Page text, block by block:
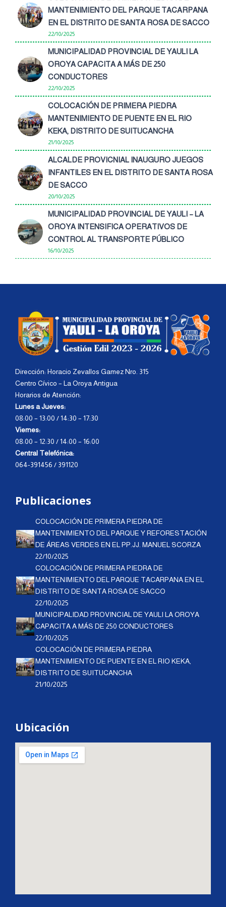
MANTENIMIENTO DEL PARQUE TACARPANA
EN EL DISTRITO DE SANTA ROSA DE SACCO
22/10/2025
MUNICIPALIDAD PROVINCIAL DE YAULI LA
OROYA CAPACITA A MÁS DE 250
CONDUCTORES
22/10/2025
COLOCACIÓN DE PRIMERA PIEDRA
MANTENIMIENTO DE PUENTE EN EL RIO
KEKA, DISTRITO DE SUITUCANCHA
21/10/2025
ALCALDE PROVICNIAL INAUGURO JUEGOS
INFANTILES EN EL DISTRITO DE SANTA ROSA
DE SACCO
20/10/2025
MUNICIPALIDAD PROVINCIAL DE YAULI – LA
OROYA INTENSIFICA OPERATIVOS DE
CONTROL AL TRANSPORTE PÚBLICO
16/10/2025
Dirección: Horacio Zevallos Gamez Nro. 315
Centro Cívico – La Oroya Antigua
Horarios de Atención:
Lunes a Jueves:
08:00 – 13:00 / 14:30 – 17:30
Viernes:
08:00 – 12:30 / 14:00 – 16:00
Central Telefónica:
064-391456 / 391120
Publicaciones
COLOCACIÓN DE PRIMERA PIEDRA DE
MANTENIMIENTO DEL PARQUE Y REFORESTACIÓN
DE ÁREAS VERDES EN EL PP.JJ. MANUEL SCORZA
22/10/2025
COLOCACIÓN DE PRIMERA PIEDRA DE
MANTENIMIENTO DEL PARQUE TACARPANA EN EL
DISTRITO DE SANTA ROSA DE SACCO
22/10/2025
MUNICIPALIDAD PROVINCIAL DE YAULI LA OROYA
CAPACITA A MÁS DE 250 CONDUCTORES
22/10/2025
COLOCACIÓN DE PRIMERA PIEDRA
MANTENIMIENTO DE PUENTE EN EL RIO KEKA,
DISTRITO DE SUITUCANCHA
21/10/2025
Ubicación